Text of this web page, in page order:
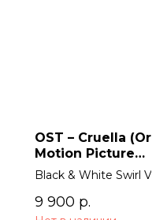
OST – Cruella
Motion Picture
Soundtrack) 2LP
Black & White Swirl
9 900 р.